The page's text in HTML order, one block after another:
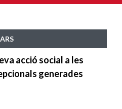
acció social a les
generades